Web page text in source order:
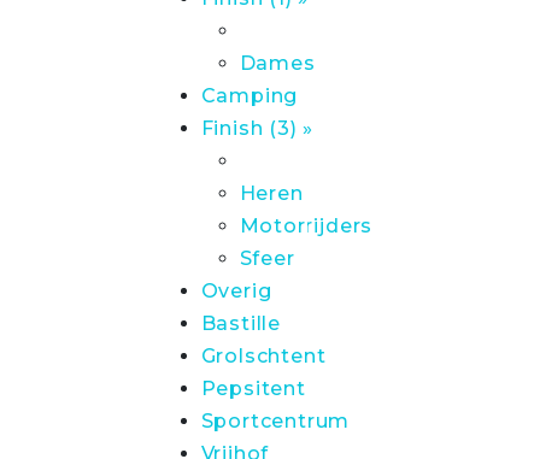
Dames
Camping
Finish (3) »
Heren
Motorrijders
Sfeer
Overig
Bastille
Grolschtent
Pepsitent
Sportcentrum
Vrijhof